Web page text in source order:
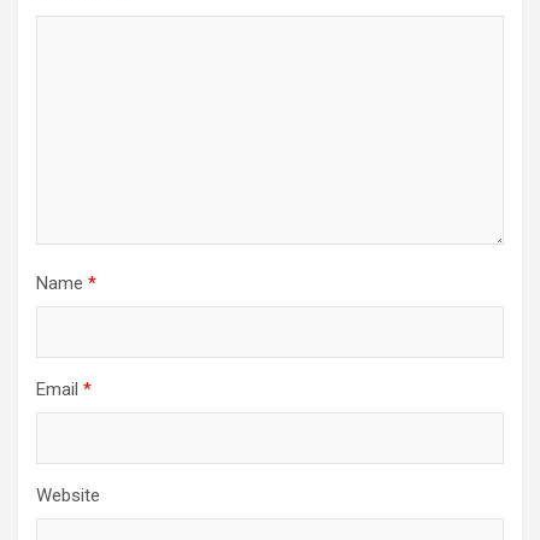
Name *
Email *
Website